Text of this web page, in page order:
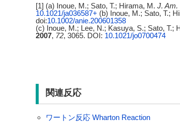
[1] (a) Inoue, M.; Sato, T.; Hirama, M. J. Am.
10.1021/ja036587+ (b) Inoue, M.; Sato, T.;
doi:10.1002/anie.200601358
(c) Inoue, M.; Lee, N.; Kasuya, S.; Sato, T.;
2007, 72, 3065. DOI: 10.1021/jo0700474
関連反応
ワートン反応 Wharton Reaction